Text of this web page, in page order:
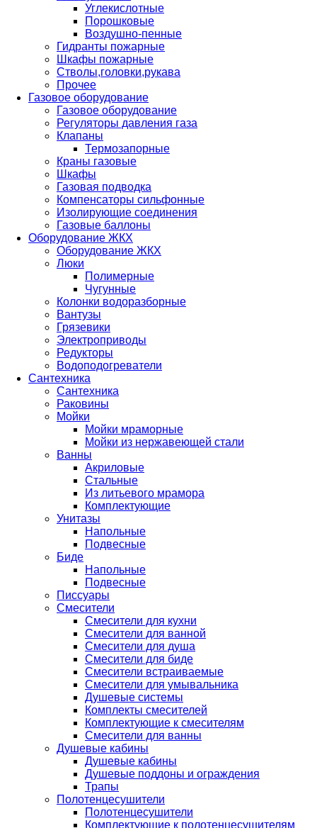
Углекислотные
Порошковые
Воздушно-пенные
Гидранты пожарные
Шкафы пожарные
Стволы,головки,рукава
Прочее
Газовое оборудование
Газовое оборудование
Регуляторы давления газа
Клапаны
Термозапорные
Краны газовые
Шкафы
Газовая подводка
Компенсаторы сильфонные
Изолирующие соединения
Газовые баллоны
Оборудование ЖКХ
Оборудование ЖКХ
Люки
Полимерные
Чугунные
Колонки водоразборные
Вантузы
Грязевики
Электроприводы
Редукторы
Водоподогреватели
Сантехника
Сантехника
Раковины
Мойки
Мойки мраморные
Мойки из нержавеющей стали
Ванны
Акриловые
Стальные
Из литьевого мрамора
Комплектующие
Унитазы
Напольные
Подвесные
Биде
Напольные
Подвесные
Писсуары
Смесители
Смесители для кухни
Смесители для ванной
Смесители для душа
Смесители для биде
Смесители встраиваемые
Смесители для умывальника
Душевые системы
Комплекты смесителей
Комплектующие к смесителям
Смесители для ванны
Душевые кабины
Душевые кабины
Душевые поддоны и ограждения
Трапы
Полотенцесушители
Полотенцесушители
Комплектующие к полотенцесушителям